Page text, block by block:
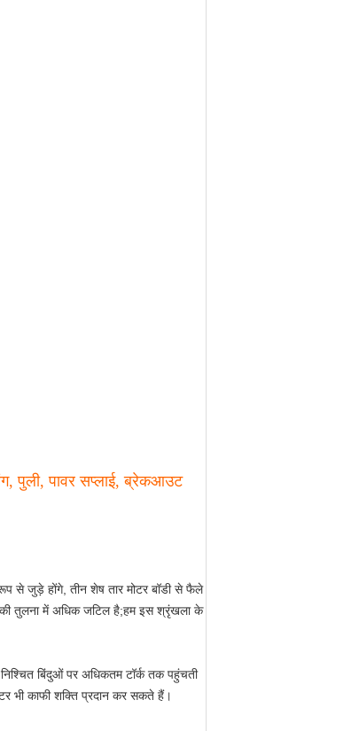
पुली, पावर सप्लाई, ब्रेकआउट
से जुड़े होंगे, तीन शेष तार मोटर बॉडी से फैले
की तुलना में अधिक जटिल है;हम इस श्रृंखला के
बिंदुओं पर अधिकतम टॉर्क तक पहुंचती
भी काफी शक्ति प्रदान कर सकते हैं।